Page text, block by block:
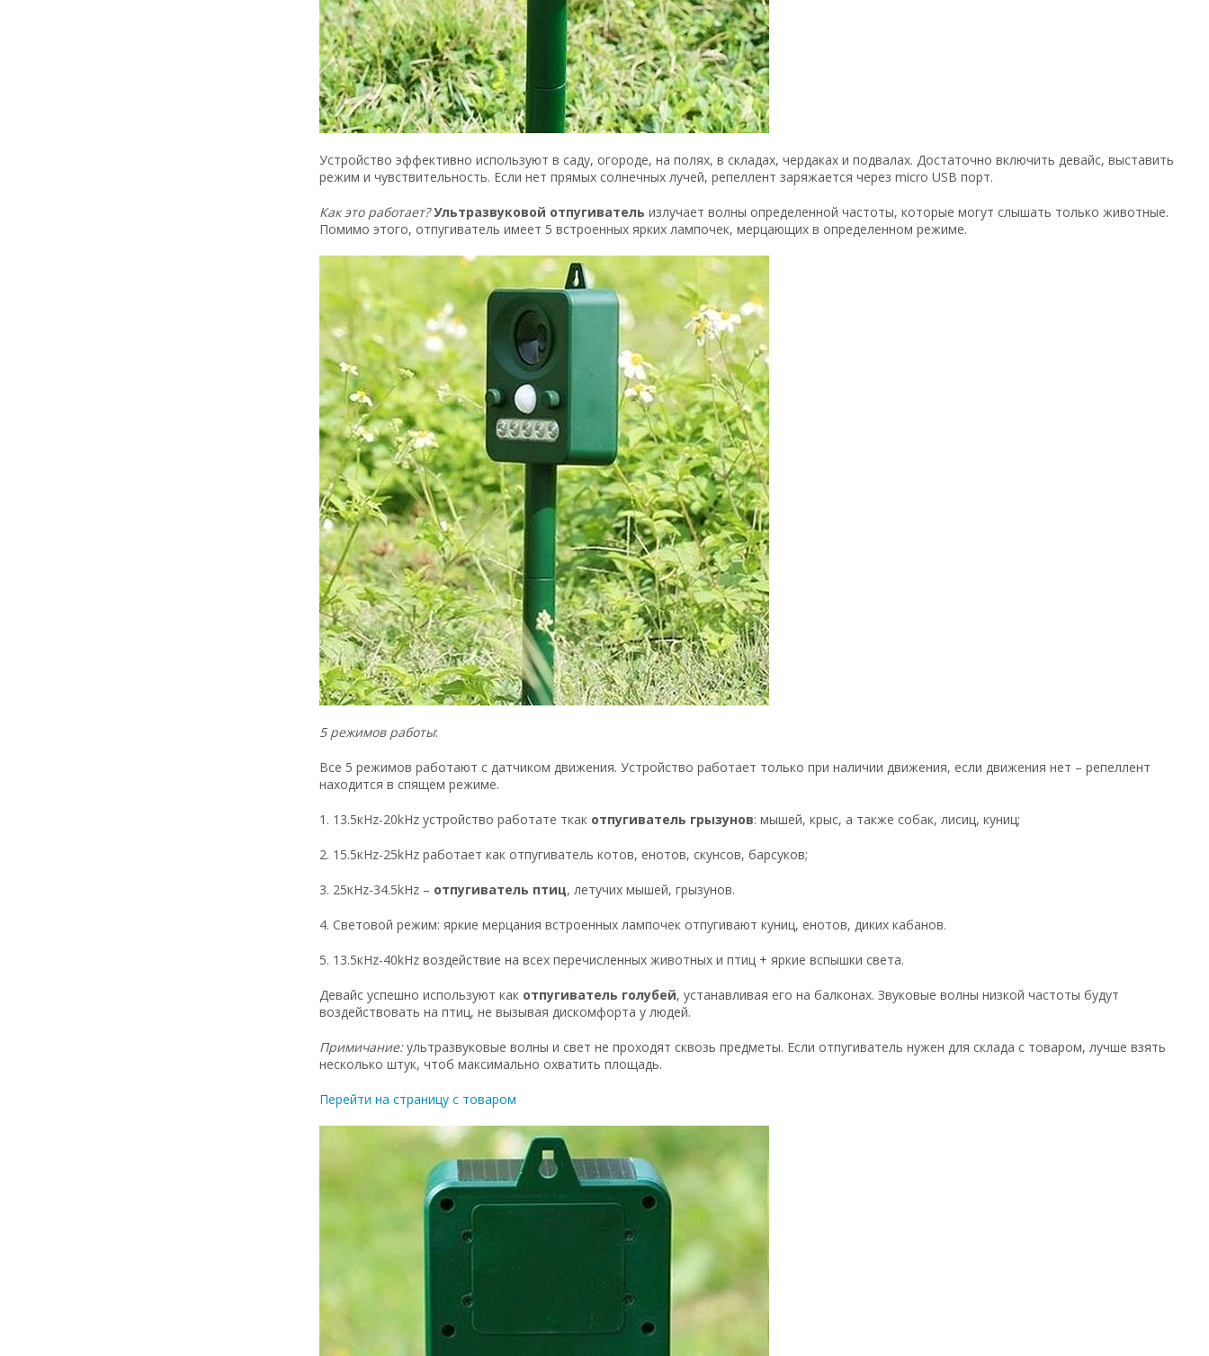
Устройство эффективно используют в саду, огороде, на полях, в складах, чердаках и подвалах. Достаточно включить девайс, выставить
режим и чувствительность. Если нет прямых солнечных лучей, репеллент заряжается через micro USB порт.
Как это работает? Ультразвуковой отпугиватель излучает волны определенной частоты, которые могут слышать только животные.
Помимо этого, отпугиватель имеет 5 встроенных ярких лампочек, мерцающих в определенном режиме.
5 режимов работы:
Все 5 режимов работают с датчиком движения. Устройство работает только при наличии движения, если движения нет – репеллент
находится в спящем режиме.
1. 13.5кHz-20kHz устройство работате ткак отпугиватель грызунов: мышей, крыс, а также собак, лисиц, куниц;
2. 15.5кHz-25kHz работает как отпугиватель котов, енотов, скунсов, барсуков;
3. 25кHz-34.5kHz – отпугиватель птиц, летучих мышей, грызунов.
4. Световой режим: яркие мерцания встроенных лампочек отпугивают куниц, енотов, диких кабанов.
5. 13.5кHz-40kHz воздействие на всех перечисленных животных и птиц + яркие вспышки света.
Девайс успешно используют как отпугиватель голубей, устанавливая его на балконах. Звуковые волны низкой частоты будут
воздействовать на птиц, не вызывая дискомфорта у людей.
Примичание:ультразвуковые волны и свет не проходят сквозь предметы. Если отпугиватель нужен для склада с товаром, лучше взять
несколько штук, чтоб максимально охватить площадь.
Перейти на страницу с товаром